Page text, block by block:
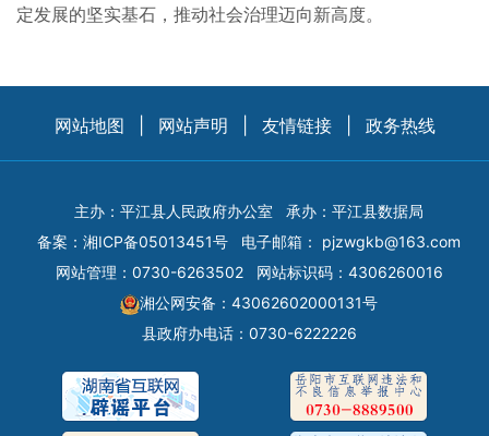
定发展的坚实基石，推动社会治理迈向新高度。
网站地图 网站声明 友情链接 政务热线
主办：平江县人民政府办公室
承办：平江县数据局
备案： 湘ICP备05013451号 电子邮箱： pjzwgkb@163.com
网站管理：0730-6263502
网站标识码：4306260016
湘公网安备：43062602000131号
县政府办电话：0730-6222226